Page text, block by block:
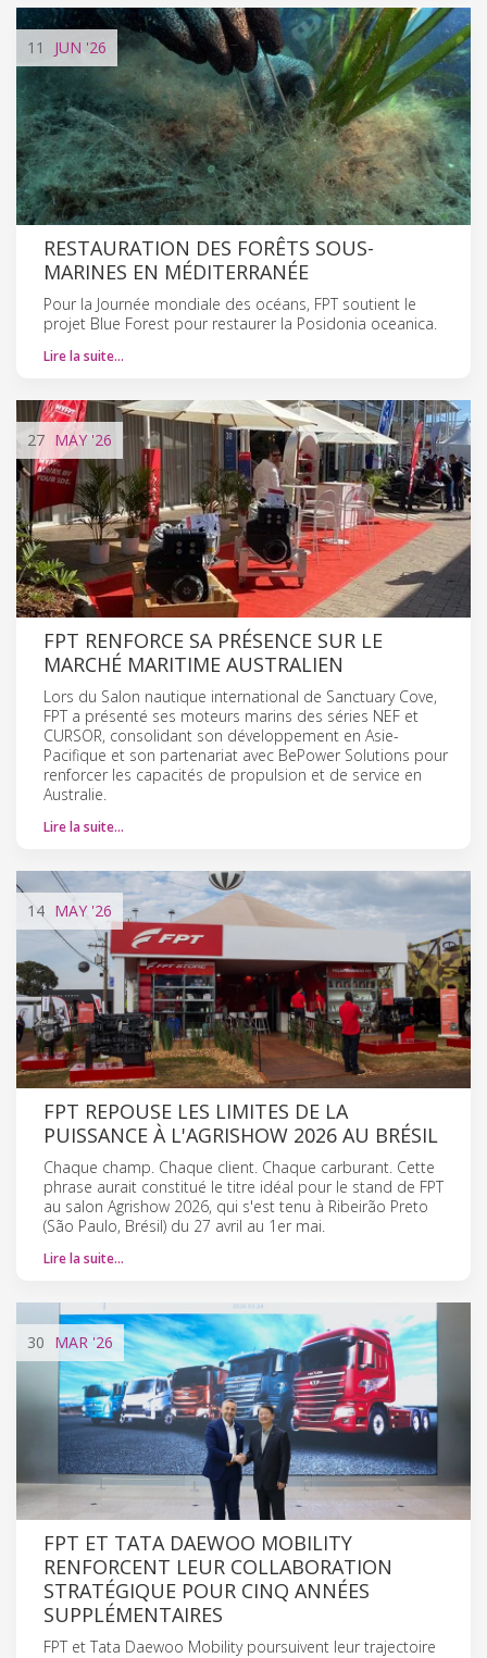
11 JUN '26
RESTAURATION DES FORÊTS SOUS-
MARINES EN MÉDITERRANÉE
Pour la Journée mondiale des océans, FPT soutient le
projet Blue Forest pour restaurer la Posidonia oceanica.
Lire la suite…
27 MAY '26
FPT RENFORCE SA PRÉSENCE SUR LE
MARCHÉ MARITIME AUSTRALIEN
Lors du Salon nautique international de Sanctuary Cove,
FPT a présenté ses moteurs marins des séries NEF et
CURSOR, consolidant son développement en Asie-
Pacifique et son partenariat avec BePower Solutions pour
renforcer les capacités de propulsion et de service en
Australie.
Lire la suite…
14 MAY '26
FPT REPOUSE LES LIMITES DE LA
PUISSANCE À L'AGRISHOW 2026 AU BRÉSIL
Chaque champ. Chaque client. Chaque carburant. Cette
phrase aurait constitué le titre idéal pour le stand de FPT
au salon Agrishow 2026, qui s'est tenu à Ribeirão Preto
(São Paulo, Brésil) du 27 avril au 1er mai.
Lire la suite…
30 MAR '26
FPT ET TATA DAEWOO MOBILITY
RENFORCENT LEUR COLLABORATION
STRATÉGIQUE POUR CINQ ANNÉES
SUPPLÉMENTAIRES
FPT et Tata Daewoo Mobility poursuivent leur trajectoire